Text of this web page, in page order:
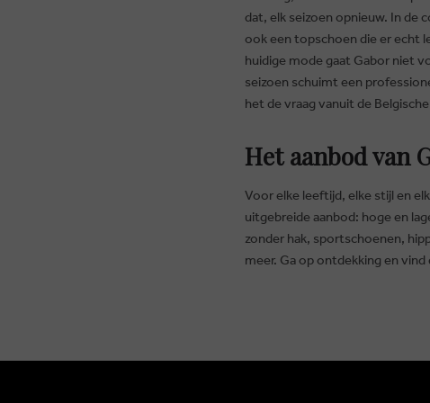
dat, elk seizoen opnieuw. In de
ook een topschoen die er echt
huidige mode gaat Gabor niet
seizoen schuimt een
het de vraag vanuit de
Het aanbod van
Voor elke leeftijd, elke stijl en
uitgebreide aanbod: hoge en
zonder hak, sportschoenen,
meer. Ga op ontdekking en